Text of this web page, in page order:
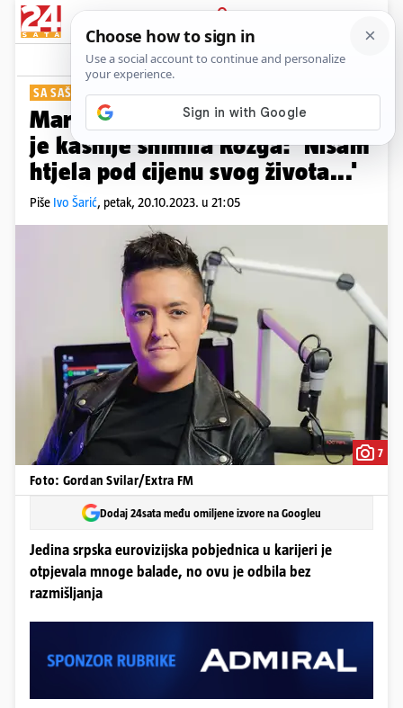
PRIJAVA
Show Komentari
SA SAŠOM MATIĆEM
Marija Šerifović odbila duet koji
je kasnije snimila Rozga: 'Nisam
htjela pod cijenu svog života...'
Piše Ivo Šarić, petak, 20.10.2023. u 21:05
7
Foto: Gordan Svilar/Extra FM
Dodaj 24sata među omiljene izvore na Googleu
Jedina srpska eurovizijska pobjednica u karijeri je
otpjevala mnoge balade, no ovu je odbila bez
razmišljanja